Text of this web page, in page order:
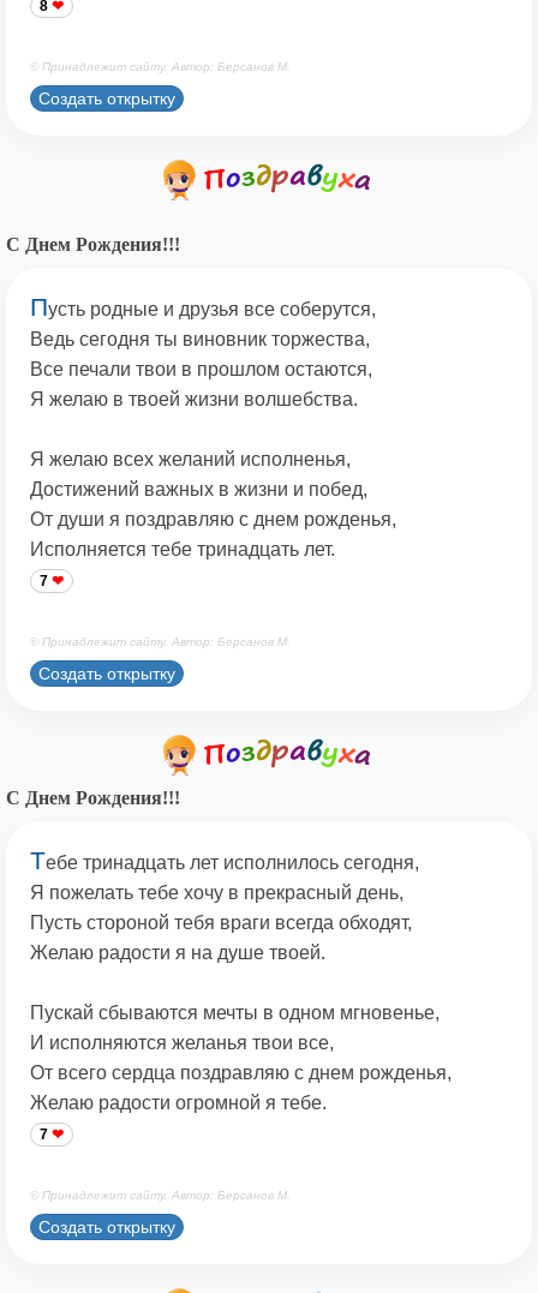
8
© Принадлежит сайту. Автор: Берсанов М.
Создать открытку
С Днем Рождения!!!
Пусть родные и друзья все соберутся,
Ведь сегодня ты виновник торжества,
Все печали твои в прошлом остаются,
Я желаю в твоей жизни волшебства.
Я желаю всех желаний исполненья,
Достижений важных в жизни и побед,
От души я поздравляю с днем рожденья,
Исполняется тебе тринадцать лет.
7
© Принадлежит сайту. Автор: Берсанов М.
Создать открытку
С Днем Рождения!!!
Тебе тринадцать лет исполнилось сегодня,
Я пожелать тебе хочу в прекрасный день,
Пусть стороной тебя враги всегда обходят,
Желаю радости я на душе твоей.
Пускай сбываются мечты в одном мгновенье,
И исполняются желанья твои все,
От всего сердца поздравляю с днем рожденья,
Желаю радости огромной я тебе.
7
© Принадлежит сайту. Автор: Берсанов М.
Создать открытку